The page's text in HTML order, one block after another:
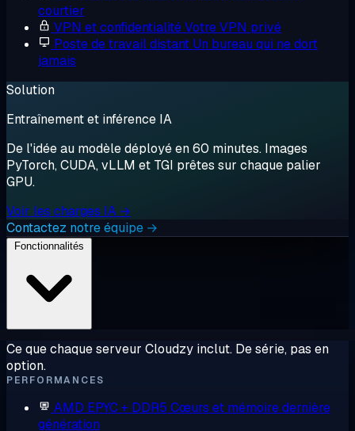
courtier
VPN et confidentialitéVotre VPN privé
Poste de travail distant Un bureau qui ne dort
jamais
Solution
Entraînement et inférence IA
De l'idée au modèle déployé en 60 minutes. Images
PyTorch, CUDA, vLLM et TGI prêtes sur chaque palier
GPU.
Voir les charges IA →
Contactez notre équipe →
Ce que chaque serveur Cloudzy inclut. De série, pas en
option.
PERFORMANCES
AMD EPYC + DDR5 Cœurs et mémoire dernière
génération